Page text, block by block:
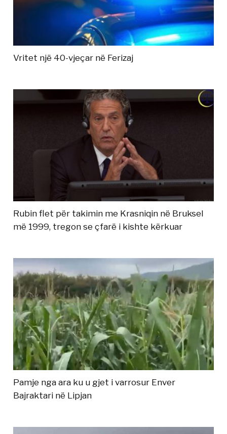
Vritet një 40-vjeçar në Ferizaj
Rubin flet për takimin me Krasniqin në Bruksel
më 1999, tregon se çfarë i kishte kërkuar
Pamje nga ara ku u gjet i varrosur Enver
Bajraktari në Lipjan